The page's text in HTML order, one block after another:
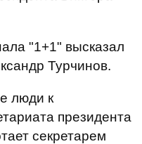
"1+1" высказал
Турчинов.
люди к
президента
секретарем